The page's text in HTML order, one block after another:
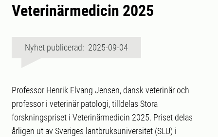
Veterinärmedicin 2025
Nyhet publicerad: 2025-09-04
Professor Henrik Elvang Jensen, dansk veterinär och
professor i veterinär patologi, tilldelas Stora
forskningspriset i Veterinärmedicin 2025. Priset delas
årligen ut av Sveriges lantbruksuniversitet (SLU) i